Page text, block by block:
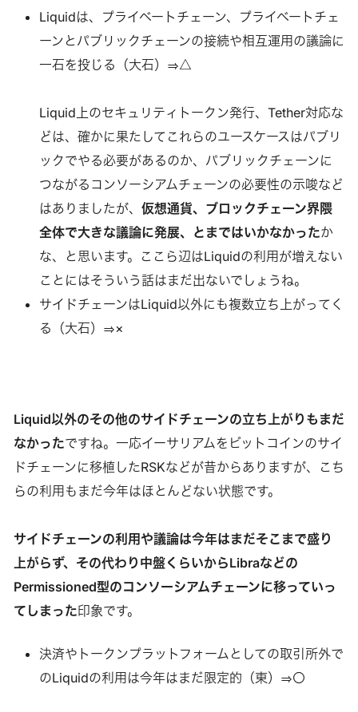
Liquidは、プライベートチェーン、プライベートチェ
ーンとパブリックチェーンの接続や相互運用の議論に
一石を投じる（大石）⇒△
Liquid上のセキュリティトークン発行、Tether対応な
どは、確かに果たしてこれらのユースケースはパブリ
ックでやる必要があるのか、パブリックチェーンに
つながるコンソーシアムチェーンの必要性の示唆など
はありましたが、 仮想通貨、ブロックチェーン界隈
全体で大きな議論に発展、とまではいかなかったか
な、と思います。ここら辺はLiquidの利用が増えない
ことにはそういう話はまだ出ないでしょうね。
サイドチェーンはLiquid以外にも複数立ち上がってく
る（大石）⇒×
Liquid以外のその他のサイドチェーンの立ち上がりもまだ
なかったですね。一応イーサリアムをビットコインのサイ
ドチェーンに移植したRSKなどが昔からありますが、こち
らの利用もまだ今年はほとんどない状態です。
サイドチェーンの利用や議論は今年はまだそこまで盛り
上がらず、その代わり中盤くらいからLibraなどの
Permissioned型のコンソーシアムチェーンに移っていっ
てしまった印象です。
決済やトークンプラットフォームとしての取引所外で
のLiquidの利用は今年はまだ限定的（東）⇒〇